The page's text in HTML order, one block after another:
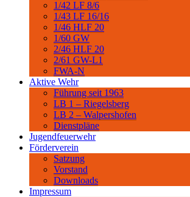
1/46 HLF 20
1/60 GW
2/46 HLF 20
2/61 GW-L1
FWA-N
Aktive Wehr
Führung seit 1963
LB 1 – Riegelsberg
LB 2 – Walpershofen
Dienstpläne
Jugendfeuerwehr
Förderverein
Satzung
Vorstand
Downloads
Impressum
Datenschutzerklärung
Links